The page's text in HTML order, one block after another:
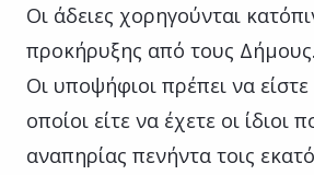
Οι άδειες χορηγούνται
προκήρυξης από τους Δήμους.
Οι υποψήφιοι πρέπει να είστε
οποίοι είτε να έχετε οι ίδιοι
αναπηρίας πενήντα τοις